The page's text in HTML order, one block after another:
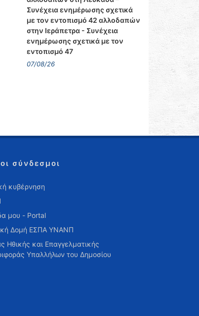
Συνέχεια ενημέρωσης σχετικά
με τον εντοπισμό 42 αλλοδαπών
στην Ιεράπετρα - Συνέχεια
ενημέρωσης σχετικά με τον
εντοπισμό 47
07/08/26
σύνδεσμοι
κυβέρνηση
μου - Portal
Δομή ΕΣΠΑ ΥΝΑΝΠ
Ηθικής και Επαγγελματικής
Υπαλλήλων του Δημοσίου